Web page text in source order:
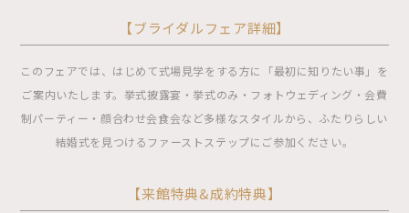
【ブライダルフェア詳細】
このフェアでは、はじめて式場見学をする方に「最初に知りたい事」を
ご案内いたします。挙式披露宴・挙式のみ・フォトウェディング・会費
制パーティー・顔合わせ会食会など多様なスタイルから、ふたりらしい
結婚式を見つけるファーストステップにご参加ください。
【来館特典&成約特典】